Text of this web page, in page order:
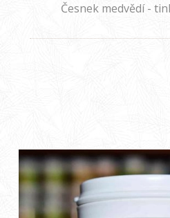
Česnek medvědí -